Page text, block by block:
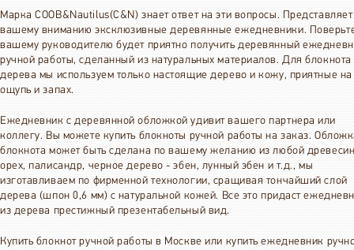
Марка COOB&Nautilus(C&N) знает ответ на эти вопросы. Представляет
вашему вниманию эксклюзивные деревянные ежедневники.
вашему руководителю будет приятно получить деревянный
ручной работы, сделанный из натуральных материалов. Для блокнота
дерева мы используем только настоящие дерево и кожу, приятные на
ощупь и запах.
Ежедневник с деревянной обложкой удивит вашего партнера или
коллегу. Вы можете купить блокноты ручной работы на заказ.
блокнота может быть сделана по вашему желанию из любой
орех, палисандр, черное дерево - эбен, лунный эбен и т.д., мы
изготавливаем по фирменной технологии, сращивая тончайший слой
дерева (шпон 0,6 мм) с натуральной кожей. Все это придаст
из дерева престижный презентабельный вид.
Купить блокнот ручной работы в Москве или купить ежедневник